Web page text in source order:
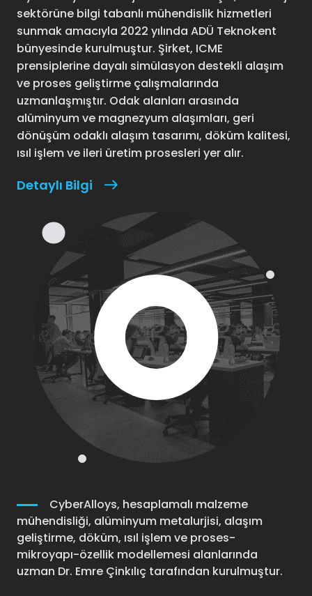
sektörüne bilgi tabanlı mühendislik hizmetleri
sunmak amacıyla 2022 yılında ADÜ Teknokent
bünyesinde kurulmuştur. Şirket, ICME
prensiplerine dayalı simülasyon destekli alaşım
ve proses geliştirme çalışmalarında
uzmanlaşmıştır. Odak alanları arasında
alüminyum ve magnezyum alaşımları, geri
dönüşüm odaklı alaşım tasarımı, döküm kalitesi,
ısıl işlem ve ileri üretim prosesleri yer alır.
Detaylı Bilgi
CyberAlloys, hesaplamalı malzeme
mühendisliği, alüminyum metalurjisi, alaşım
geliştirme, döküm, ısıl işlem ve proses-
mikroyapı-özellik modellemesi alanlarında
uzman Dr. Emre Çinkılıç tarafından kurulmuştur.